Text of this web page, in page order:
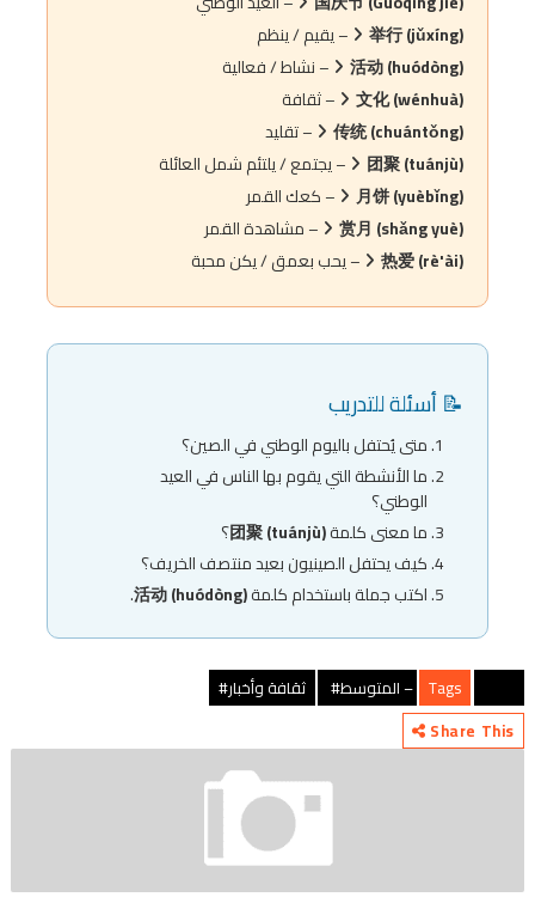
举行 (jǔxíng)
– يقيم / ينظم
活动 (huódòng)
– نشاط / فعالية
文化 (wénhuà)
– ثقافة
传统 (chuántǒng)
– تقليد
团聚 (tuánjù)
– يجتمع / يلتئم شمل العائلة
月饼 (yuèbǐng)
– كعك القمر
赏月 (shǎng yuè)
– مشاهدة القمر
热爱 (rè'ài)
– يحب بعمق / يكن محبة
📝 أسئلة للتدريب
متى يُحتفل باليوم الوطني في الصين؟
ما الأنشطة التي يقوم بها الناس في العيد
الوطني؟
ما معنى كلمة团聚 (tuánjù)؟
كيف يحتفل الصينيون بعيد منتصف الخريف؟
اكتب جملة باستخدام كلمة活动 (huódòng)
.
Tags
ثقافة وأخبار#
Share This